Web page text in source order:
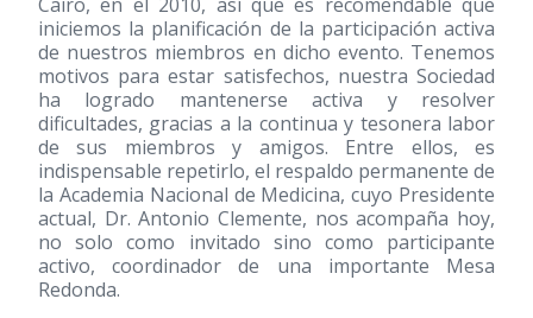
iniciemos la planificación de la participación activa
de nuestros miembros en dicho evento. Tenemos
motivos para estar satisfechos, nuestra Sociedad
ha logrado mantenerse activa y resolver
dificultades, gracias a la continua y tesonera labor
de sus miembros y amigos. Entre ellos, es
indispensable repetirlo, el respaldo permanente de
la Academia Nacional de Medicina, cuyo Presidente
actual, Dr. Antonio Clemente, nos acompaña hoy,
no solo como invitado sino como participante
activo, coordinador de una importante Mesa
Redonda.